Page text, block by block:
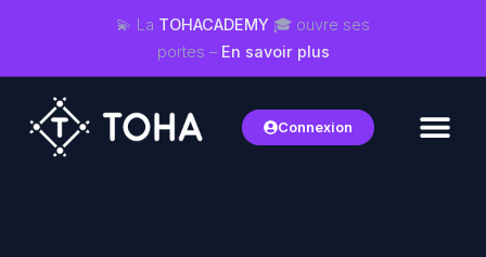
💫 La TOHACADEMY 🎓 ouvre ses
portes – En savoir plus
Connexion